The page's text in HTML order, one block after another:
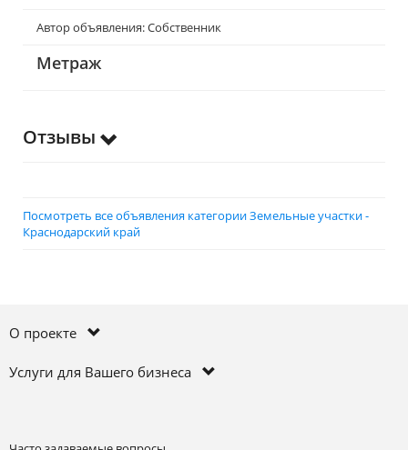
Автор объявления: Собственник
Метраж
Отзывы
Посмотреть все объявления категории Земельные участки -
Краснодарский край
О проекте
Услуги для Вашего бизнеса